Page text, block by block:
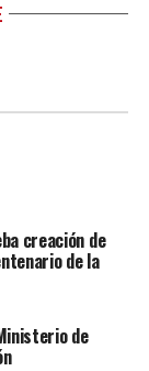
creación de
de la
de